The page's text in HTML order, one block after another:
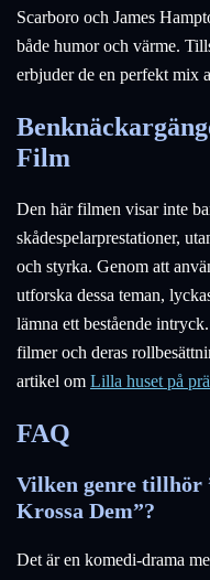
Scarboro och James
både humor och värme.
erbjuder de en perfekt mix
Film
Den här filmen visar inte
skådespelarprestationer,
och styrka. Genom att
utforska dessa teman,
lämna ett bestående
filmer och deras
artikel om Lilla huset på
FAQ
Vilken genre tillhör
Krossa Dem”?
Det är en komedi-drama